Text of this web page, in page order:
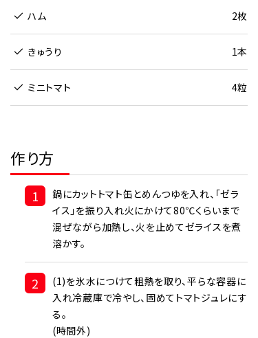
ハム 2枚
きゅうり 1本
ミニトマト 4粒
作り方
1
鍋にカットトマト缶とめんつゆを入れ、「ゼラ
イス」を振り入れ火にかけて80℃くらいまで
混ぜながら加熱し、火を止めてゼライスを煮
溶かす。
2
(1)を氷水につけて粗熱を取り、平らな容器に
入れ冷蔵庫で冷やし、固めてトマトジュレにす
る。
(時間外)